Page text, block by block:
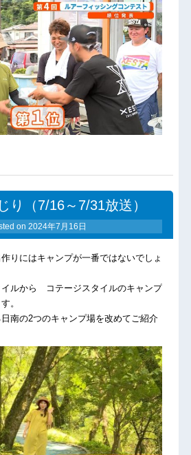
り（7/16～7/31放送）
on 2024年7月16日
りにはキャンプが一番ではないでしょ
イルから コテージスタイルのキャンプ
す。
南の2つのキャンプ場を改めてご紹介